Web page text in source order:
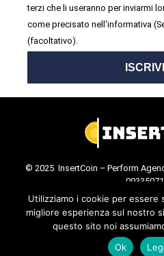
terzi che li useranno per inviarmi
come precisato nell'informativa
(facoltativo).
© 2025 InsertCoin – Perform
Cookie Policy .
Utilizziamo i cookie per essere
migliore esperienza sul nostro
questo sito noi
Ok